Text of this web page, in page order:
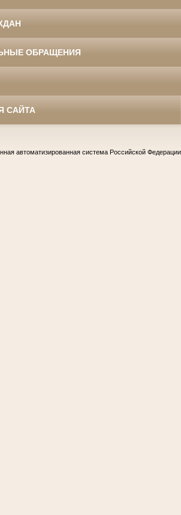
ОБРАЩЕНИЯ
САЙТА
автоматизированная система Российской